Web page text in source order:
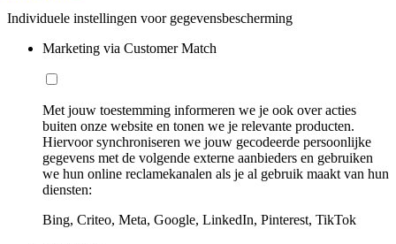
Individuele instellingen voor gegevensbescherming
Marketing via Customer Match
Met jouw toestemming informeren we je ook over acties
buiten onze website en tonen we je relevante producten.
Hiervoor synchroniseren we jouw gecodeerde persoonlijke
gegevens met de volgende externe aanbieders en gebruiken
we hun online reclamekanalen als je al gebruik maakt van hun
diensten:
Bing, Criteo, Meta, Google, LinkedIn, Pinterest, TikTok